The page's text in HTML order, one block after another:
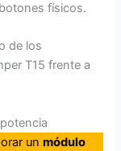
físicos.
de los
T15 frente a
unmódulo